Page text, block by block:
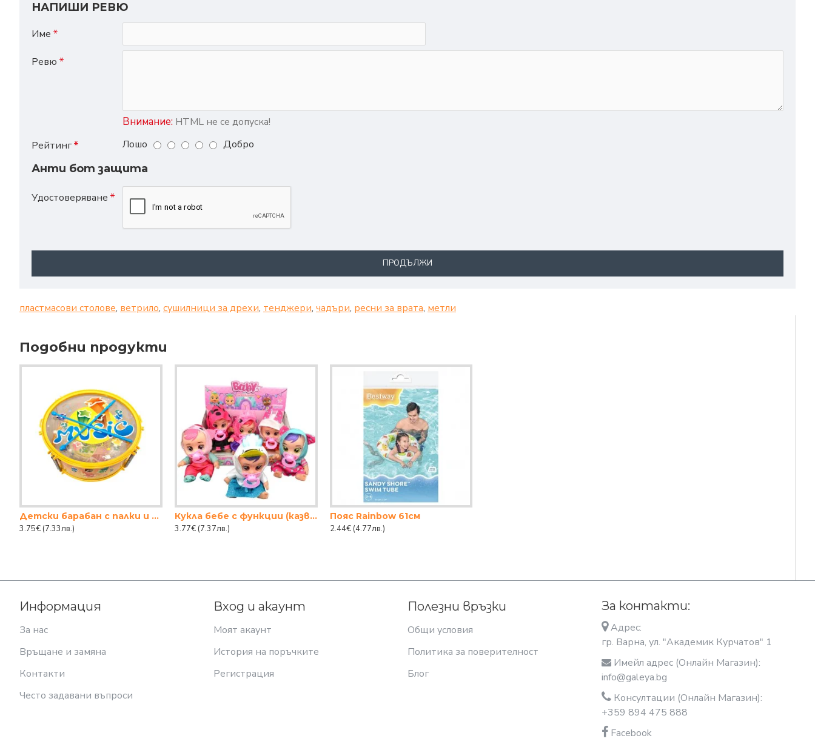
НАПИШИ РЕВЮ
Име
Ревю
Внимание: HTML не се допуска!
Рейтинг
Лошо
Добро
Анти бот защита
Удостоверяване
ПРОДЪЛЖИ
пластмасови столове, ветрило, сушилници за дрехи, тенджери, чадъри, ресни за врата, метли
Подобни продукти
Детски барабан с палки и коланче, Ф26см
3.75€ (7.33лв.)
Кукла бебе с функции (казва мама) 18см.
3.77€ (7.37лв.)
Пояс Rainbow 61см
2.44€ (4.77лв.)
Информация
За нас
Връщане и замяна
Контакти
Често задавани въпроси
Вход и акаунт
Моят акаунт
История на поръчките
Регистрация
Полезни връзки
Общи условия
Политика за поверителност
Блог
За контакти:
Адрес:
гр. Варна, ул. "Академик Курчатов" 1
Имейл адрес (Онлайн Магазин):
info@galeya.bg
Консултации (Онлайн Магазин):
+359 894 475 888
Facebook